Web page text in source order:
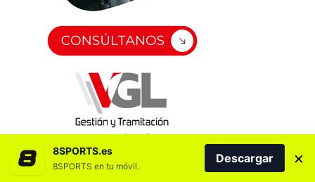
8SPORTS.es
8SPORTS en tu móvil.
Descargar ×